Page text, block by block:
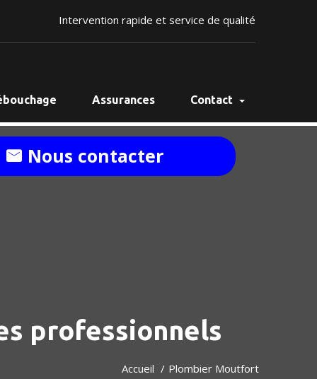
Intervention rapide et service de qualité
Assurances Contact
Nous contacter
professionnels
Accueil Plombier Moutfort